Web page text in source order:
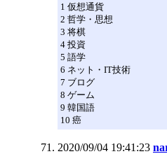
1 仮想通貨
2 哲学・思想
3 将棋
4 投資
5 語学
6 ネット・IT技術
7 ブログ
8 ゲーム
9 韓国語
10 癌
2020/09/04 19:41:23